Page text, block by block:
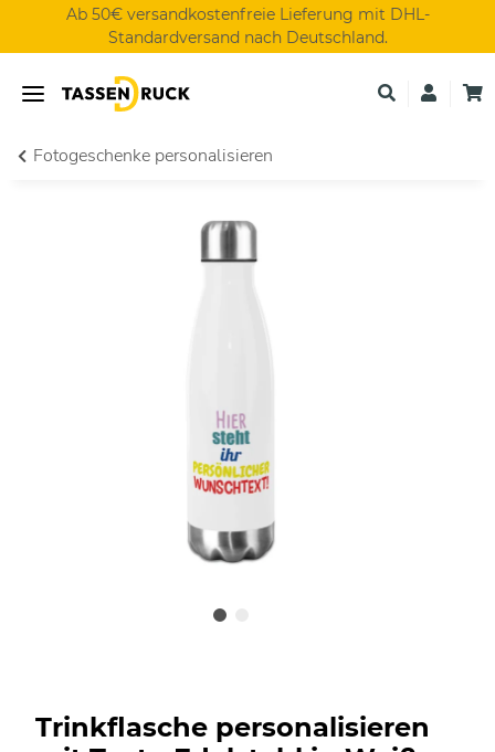
Ab 50€ versandkostenfreie Lieferung mit DHL-
Standardversand nach Deutschland.
Fotogeschenke personalisieren
Trinkflasche personalisieren